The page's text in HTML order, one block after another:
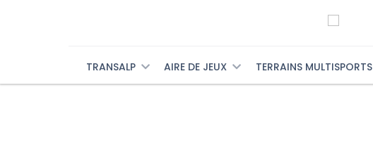
TRANSALP AIRE DE JEUX TERRAINS MULTISPORTS